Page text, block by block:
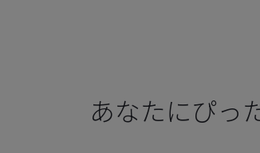
あなたにぴっ